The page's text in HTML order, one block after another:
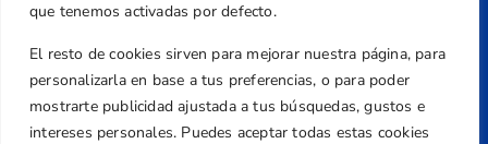
que tenemos activadas por defecto.
El resto de cookies sirven para mejorar nuestra página, para
personalizarla en base a tus preferencias, o para poder
mostrarte publicidad ajustada a tus búsquedas, gustos e
intereses personales. Puedes aceptar todas estas cookies
federacion@golfcv.com
Aviso Legal
Política de Privacidad
Transparencia